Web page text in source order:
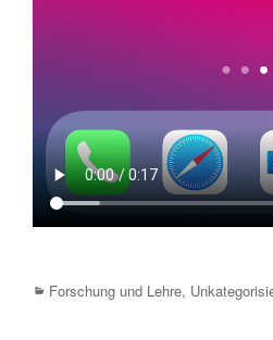
Categories
Forschung und Lehre,